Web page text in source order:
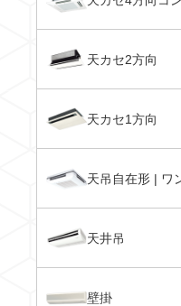
天カセ2方向
天カセ1方向
天吊自在形 | ワ
天井吊
壁掛